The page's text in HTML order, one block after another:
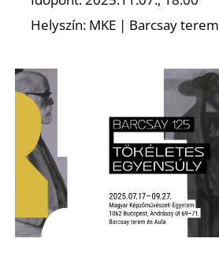
Helyszín: MKE | Barcsay terem